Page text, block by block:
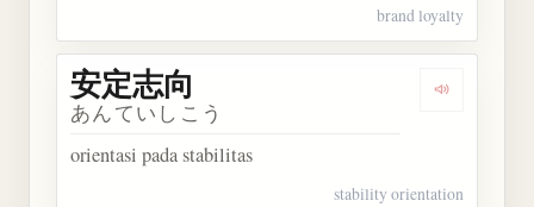
brand loyalty
Dengarkan
安定志向
あんていしこう
orientasi pada stabilitas
stability orientation